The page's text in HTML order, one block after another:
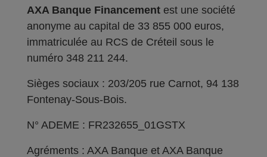
AXA Banque Financement est une société
anonyme au capital de 33 855 000 euros,
immatriculée au RCS de Créteil sous le
numéro 348 211 244.
Sièges sociaux : 203/205 rue Carnot, 94 138
Fontenay-Sous-Bois.
N° ADEME : FR232655_01GSTX
Agréments : AXA Banque et AXA Banque